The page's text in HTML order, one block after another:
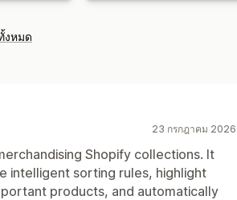
งหมด
23 กรกฎาคม 2026
Shopify collections. It
intelligent sorting rules, highlight
products, and automatically